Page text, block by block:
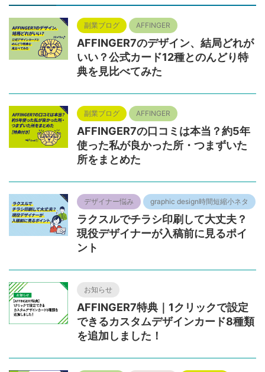
副業ブログ AFFINGER
AFFINGER7のデザイン、結局どれが
いい？公式カード12種とのんどり特
典を見比べてみた
副業ブログ AFFINGER
AFFINGER7の口コミは本当？約5年
使った私が良かった所・つまずいた
所をまとめた
デザイナー悩み graphic design時間短縮小ネタ
ラクスルでチラシ印刷して大丈夫？
現役デザイナーが入稿前に見るポイ
ント
お知らせ
AFFINGER7特典｜1クリックで設定
できるカスタムデザインカード8種類
を追加しました！